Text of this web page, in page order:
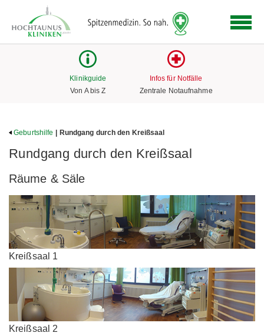
Link
zur
Klinikguide
Von A bis Z
Infos für Notfälle
Zentrale Notaufnahme
Geburtshilfe | Rundgang durch den Kreißsaal
Rundgang durch den Kreißsaal
Räume & Säle
Kreißsaal 1
Kreißsaal 2